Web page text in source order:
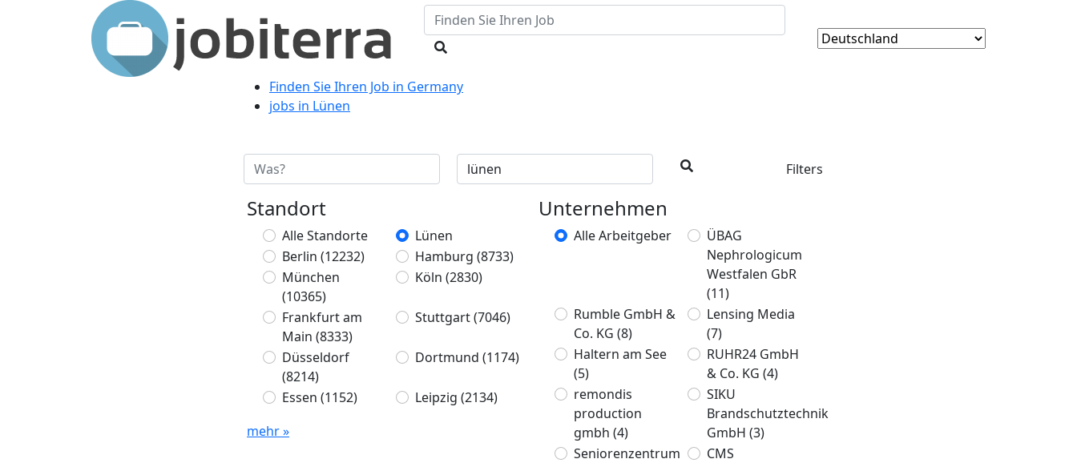
Finden Sie Ihren Job in Germany
jobs in Lünen
Filters
Standort
Alle Standorte
Lünen
Berlin (12232) Hamburg (8733)
München
(10365)
Köln (2830)
Frankfurt am
Main (8333)
Stuttgart(7046)
Düsseldorf
(8214)
Dortmund (1174)
Essen (1152) Leipzig (2134)
mehr »
Unternehmen
Alle Arbeitgeber
ÜBAG
Nephrologicum
Westfalen GbR
(11)
Rumble GmbH &
Co. KG (8)
Lensing Media
(7)
Haltern am See
(5)
RUHR24 GmbH
& Co. KG (4)
remondis
production
gmbh (4)
SIKU
Brandschutztechnik
GmbH (3)
Seniorenzentrum
CMS